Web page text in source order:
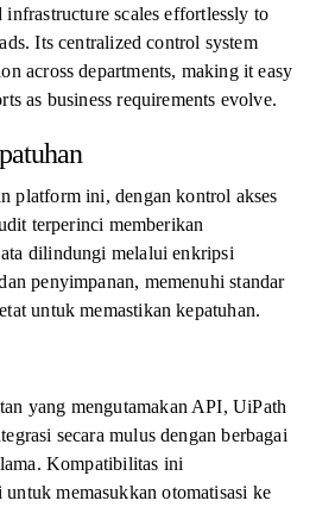
infrastructure scales effortlessly to
Its centralized control system
across departments, making it easy
as business requirements evolve.
platform ini, dengan kontrol akses
terperinci memberikan
dilindungi melalui enkripsi
penyimpanan, memenuhi standar
untuk memastikan kepatuhan.
yang mengutamakan API, UiPath
secara mulus dengan berbagai
Kompatibilitas ini
memasukkan otomatisasi ke